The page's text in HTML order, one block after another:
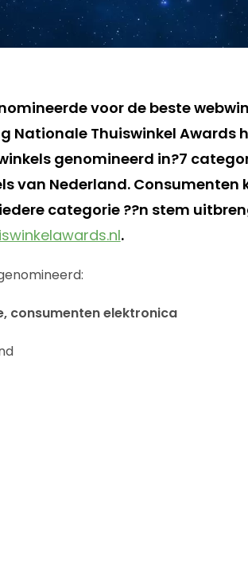
voor de beste
Nationale Thuiswinkel Awards
genomineerd in?7
van Nederland. Consumenten
categorie ??n stem
.
consumenten elektronica